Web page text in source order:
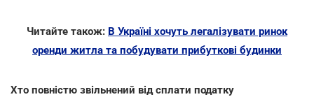
Читайте також: В Україні хочуть легалізувати ринок
оренди житла та побудувати прибуткові будинки
Хто повністю звільнений від сплати податку